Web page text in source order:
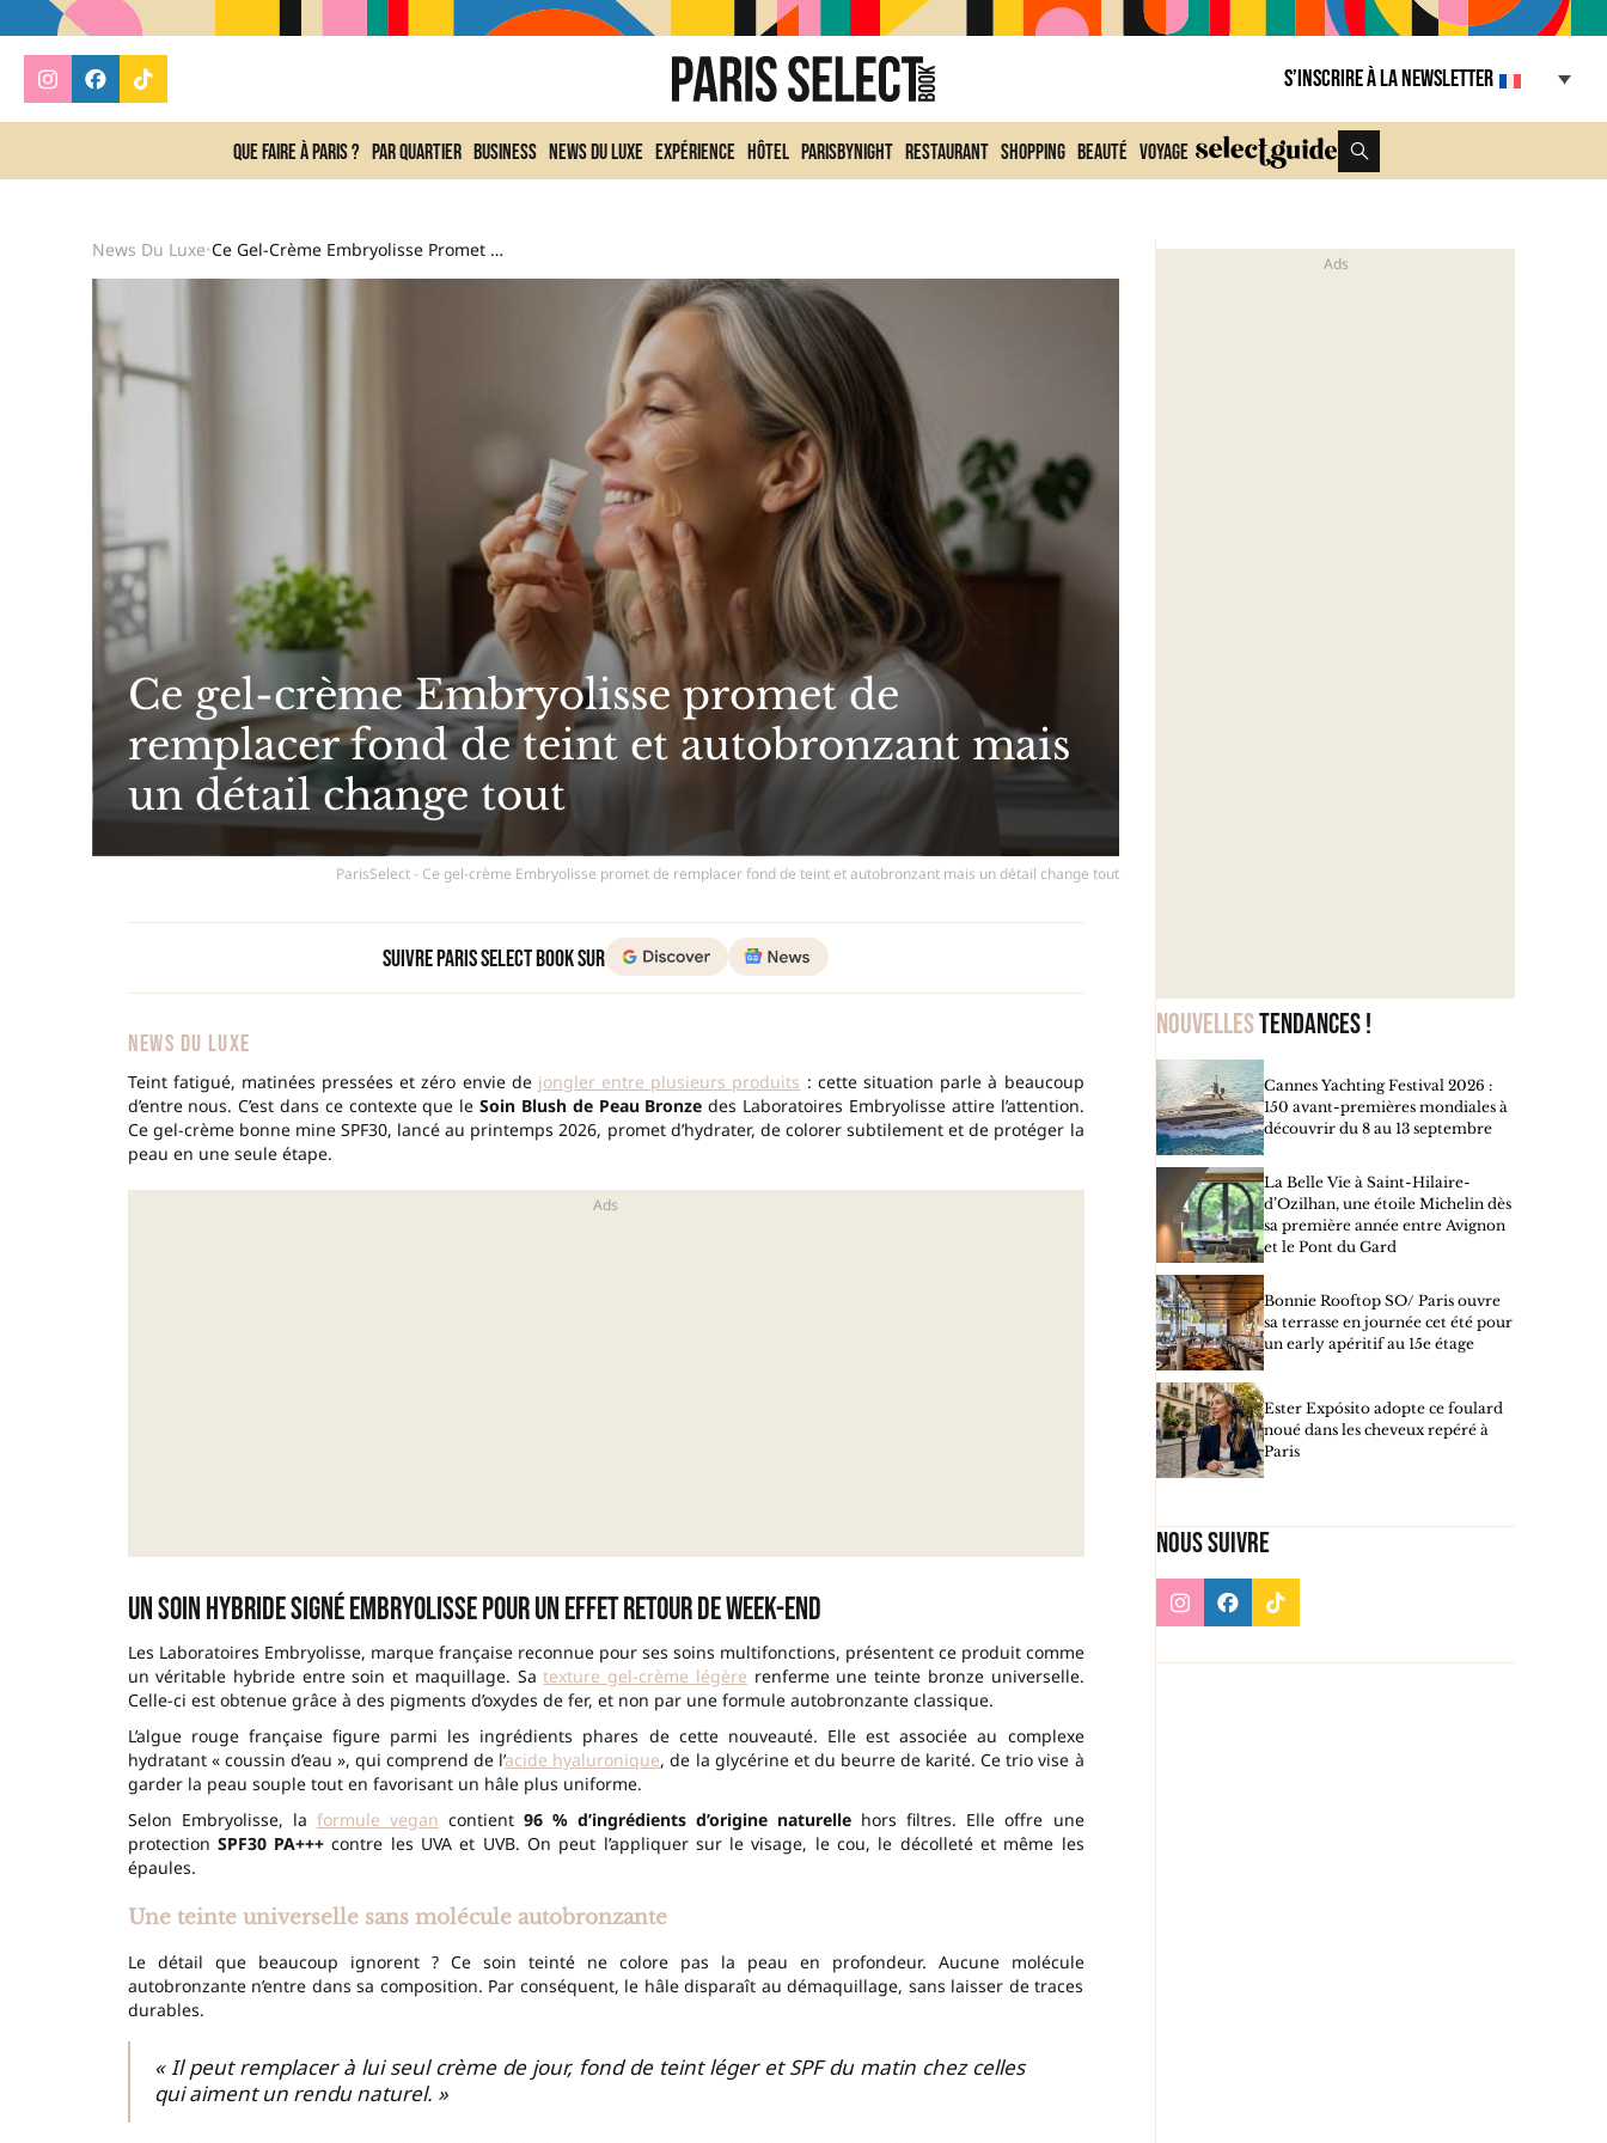
S’inscrire à la Newsletter
Que faire à Paris ? Par quartier Business News du Luxe Expérience Hôtel ParisByNight Restaurant Shopping Beauté Voyage
Nouvellestendances !
Cannes Yachting Festival 2026 :
150 avant-premières mondiales à
découvrir du 8 au 13 septembre
La Belle Vie à Saint-Hilaire-
d’Ozilhan, une étoile Michelin dès
sa première année entre Avignon
et le Pont du Gard
Bonnie Rooftop SO/ Paris ouvre
sa terrasse en journée cet été pour
un early apéritif au 15e étage
Ester Expósito adopte ce foulard
noué dans les cheveux repéré à
Paris
Nous suivre
News Du Luxe• Ce Gel-Crème Embryolisse Promet De Remplacer Fond De Teint Et Autobronzant Mais Un Détail Change Tout
Ce gel-crème Embryolisse promet de
remplacer fond de teint et autobronzant mais
un détail change tout
ParisSelect - Ce gel-crème Embryolisse promet de remplacer fond de teint et autobronzant mais un détail change tout
Suivre Paris Select Book sur
NEWS DU LUXE
Teint fatigué, matinées pressées et zéro envie de jongler entre plusieurs produits : cette situation parle à beaucoup
d’entre nous. C’est dans ce contexte que leSoin Blush de Peau Bronze des Laboratoires Embryolisse attire l’attention.
Ce gel-crème bonne mine SPF30, lancé au printemps 2026, promet d’hydrater, de colorer subtilement et de protéger la
peau en une seule étape.
Un soin hybride signé Embryolisse pour un effet retour de week-end
Les Laboratoires Embryolisse, marque française reconnue pour ses soins multifonctions, présentent ce produit comme
un véritable hybride entre soin et maquillage. Satexture gel-crème légère renferme une teinte bronze universelle.
Celle-ci est obtenue grâce à des pigments d’oxydes de fer, et non par une formule autobronzante classique.
L’algue rouge française figure parmi les ingrédients phares de cette nouveauté. Elle est associée au complexe
hydratant « coussin d’eau », qui comprend de l’acide hyaluronique, de la glycérine et du beurre de karité. Ce trio vise à
garder la peau souple tout en favorisant un hâle plus uniforme.
Selon Embryolisse, la formule vegan contient 96 % d’ingrédients d’origine naturelle hors filtres. Elle offre une
protection SPF30 PA+++ contre les UVA et UVB. On peut l’appliquer sur le visage, le cou, le décolleté et même les
épaules.
Une teinte universelle sans molécule autobronzante
Le détail que beaucoup ignorent ? Ce soin teinté ne colore pas la peau en profondeur. Aucune molécule
autobronzante n’entre dans sa composition. Par conséquent, le hâle disparaît au démaquillage, sans laisser de traces
durables.
« Il peut remplacer à lui seul crème de jour, fond de teint léger et SPF du matin chez celles
qui aiment un rendu naturel. »